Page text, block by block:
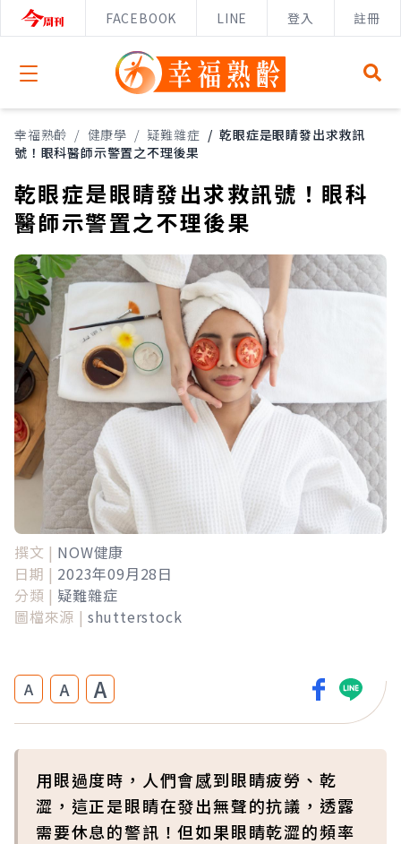
FACEBOOK LINE 登入 註冊
Open menu
幸福熟齡 / 健康學 / 疑難雜症 / 乾眼症是眼睛發出求救訊
號！眼科醫師示警置之不理後果
乾眼症是眼睛發出求救訊號！眼科
醫師示警置之不理後果
撰文 | NOW健康
日期 | 2023年09月28日
分類 | 疑難雜症
圖檔來源 | shutterstock
A A A
用眼過度時，人們會感到眼睛疲勞、乾
澀，這正是眼睛在發出無聲的抗議，透露
需要休息的警訊！但如果眼睛乾澀的頻率